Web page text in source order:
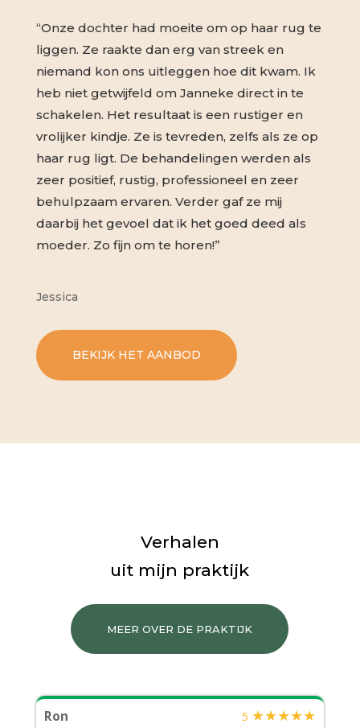
“Onze dochter had moeite om op haar rug te
liggen. Ze raakte dan erg van streek en
niemand kon ons uitleggen hoe dit kwam. Ik
heb niet getwijfeld om Janneke direct in te
schakelen. Het resultaat is een rustiger en
vrolijker kindje. Ze is tevreden, zelfs als ze op
haar rug ligt. De behandelingen werden als
zeer positief, rustig, professioneel en zeer
behulpzaam ervaren. Verder gaf ze mij
daarbij het gevoel dat ik het goed deed als
moeder. Zo fijn om te horen!”
Jessica
BEKIJK HET AANBOD
Verhalen
uit mijn praktijk
MEER OVER DE PRAKTIJK
Ron 5 ★★★★★